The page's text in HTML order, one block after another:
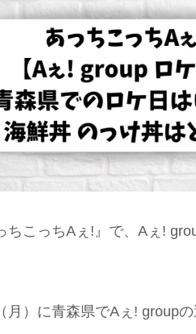
ちこっちAぇ!』で、Aぇ!
）に青森県でAぇ! groupの